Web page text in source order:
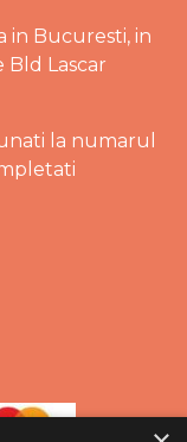
in Bucuresti, in
Bld Lascar
la numarul